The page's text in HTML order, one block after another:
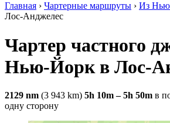
Главная › Чартерные маршруты › Из
Лос-Анджелес
Чартер частного
Нью-Йорк в Лос-
2129 nm (3 943 km) 5h 10m – 5h 50m в
одну сторону